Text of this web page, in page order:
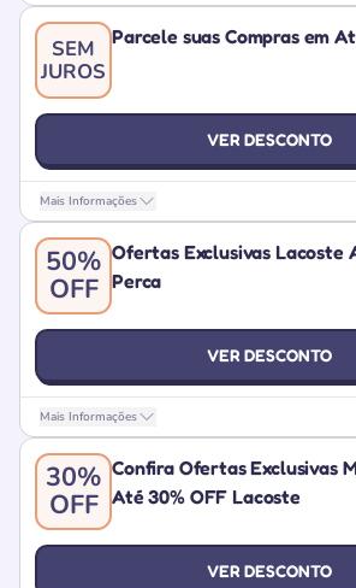
SEM
JUROS
Parcele suas Compras em
VER DESCONTO
Mais Informações
50%
OFF
Ofertas Exclusivas Lacoste
Perca
VER DESCONTO
Mais Informações
30%
OFF
Confira Ofertas Exclusivas
Até 30% OFF Lacoste
VER DESCONTO